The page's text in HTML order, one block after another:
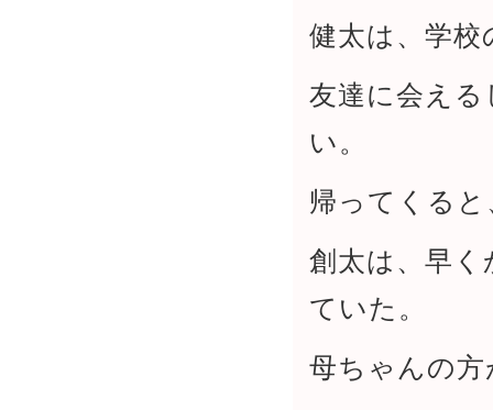
健太は、学
友達に会え
い。
帰ってくる
創太は、早
ていた。
母ちゃんの